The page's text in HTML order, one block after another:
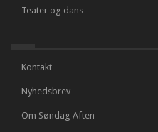
Teater og dans
Kontakt
Nyhedsbrev
Om Søndag Aften